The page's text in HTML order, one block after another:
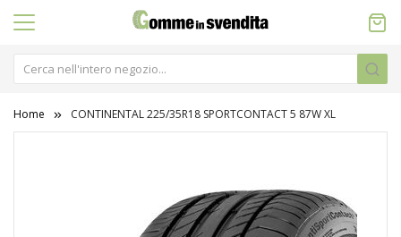
Home CONTINENTAL 225/35R18 SPORTCONTACT 5 87W XL